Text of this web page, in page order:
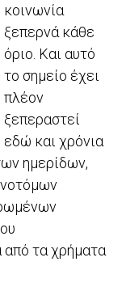
κοινωνία
ξεπερνά κάθε
όριο. Και αυτό
το σημείο έχει
πλέον
ξεπεραστεί
εδώ και χρόνια
ημερίδων,
από τα χρήματα